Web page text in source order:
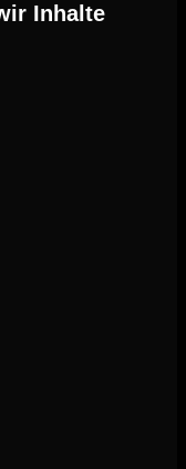
Inhalte